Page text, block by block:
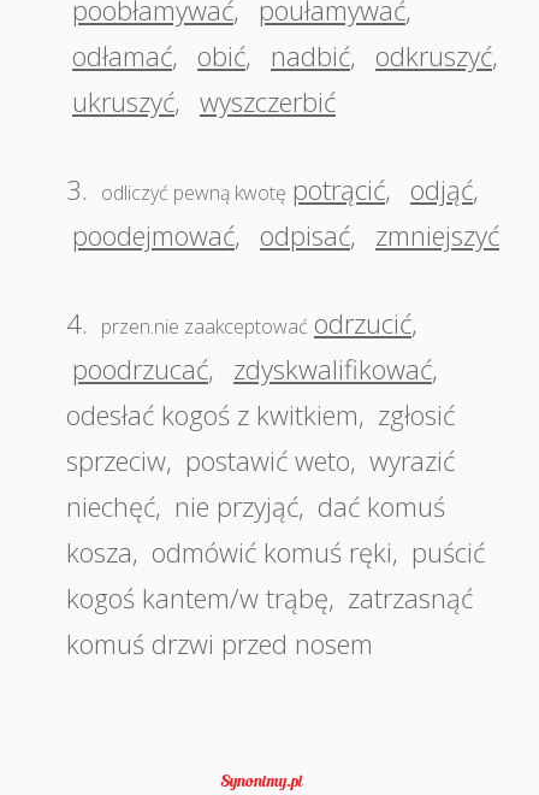
poobłamywać, poułamywać,
odłamać, obić, nadbić, odkruszyć,
ukruszyć, wyszczerbić
3. odliczyć pewną kwotę potrącić, odjąć,
poodejmować, odpisać, zmniejszyć
4. przen.nie zaakceptować odrzucić,
poodrzucać, zdyskwalifikować,
odesłać kogoś z kwitkiem, zgłosić
sprzeciw, postawić weto, wyrazić
niechęć, nie przyjąć, dać komuś
kosza, odmówić komuś ręki, puścić
kogoś kantem/w trąbę, zatrzasnąć
komuś drzwi przed nosem